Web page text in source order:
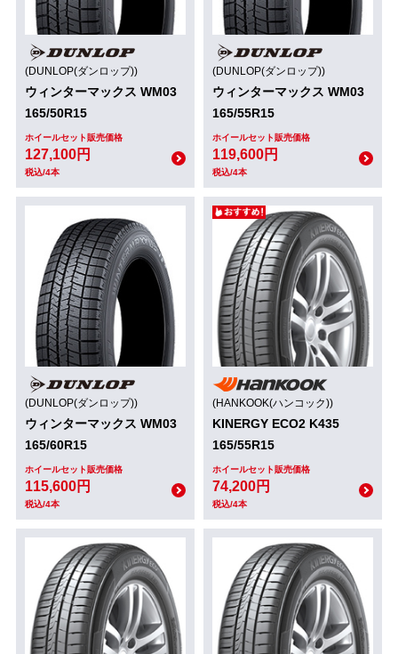
(DUNLOP(ダンロップ))
ウィンターマックス WM03
165/50R15
ホイールセット販売価格
127,100円
税込/4本
(DUNLOP(ダンロップ))
ウィンターマックス WM03
165/55R15
ホイールセット販売価格
119,600円
税込/4本
(DUNLOP(ダンロップ))
ウィンターマックス WM03
165/60R15
ホイールセット販売価格
115,600円
税込/4本
(HANKOOK(ハンコック))
KINERGY ECO2 K435
165/55R15
ホイールセット販売価格
74,200円
税込/4本